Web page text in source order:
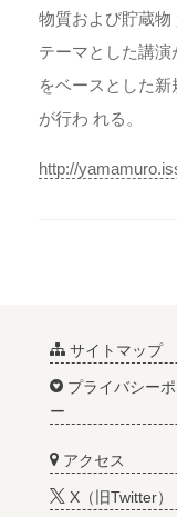
物質および貯蔵
テーマとした講
をベースとした
が行わ れる。
http://
サイトマップ
プライバシー
ー
アクセス
X（旧Twitter）